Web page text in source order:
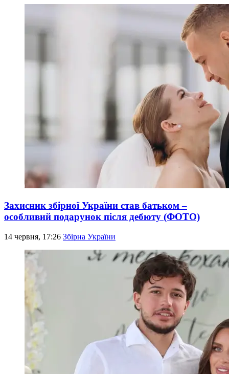
Захисник збірної України став батьком –
особливий подарунок після дебюту (ФОТО)
14 червня, 17:26 Збірна України